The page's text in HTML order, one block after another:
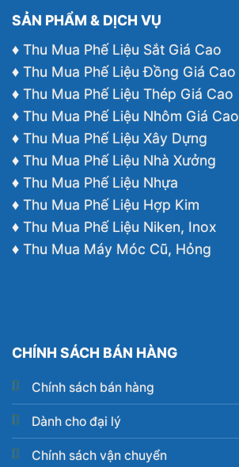
SẢN PHẨM & DỊCH VỤ
♦ Thu Mua Phế Liệu Sắt Giá Cao
♦ Thu Mua Phế Liệu Đồng Giá Cao
♦ Thu Mua Phế Liệu Thép Giá Cao
♦ Thu Mua Phế Liệu Nhôm Giá Cao
♦ Thu Mua Phế Liệu Xây Dựng
♦ Thu Mua Phế Liệu Nhà Xưởng
♦ Thu Mua Phế Liệu Nhựa
♦ Thu Mua Phế Liệu Hợp Kim
♦ Thu Mua Phế Liệu Niken, Inox
♦ Thu Mua Máy Móc Cũ, Hỏng
CHÍNH SÁCH BÁN HÀNG
Chính sách bán hàng
Dành cho đại lý
Chính sách vận chuyển